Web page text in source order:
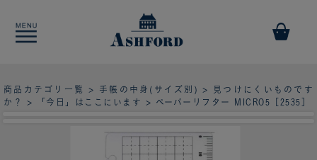
商品カテゴリ一覧 > 手帳の中身(サイズ別) >
見つけにくいものです
か？
> 「今日」はここにいます > ペーパーリフター MICRO5［2535］